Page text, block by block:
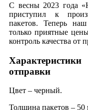
С весны 2023 года
приступил к
пакетов. Теперь наш
только приятные
контроль качества от
отправки
Цвет – черный.
Толщина пакетов – 50